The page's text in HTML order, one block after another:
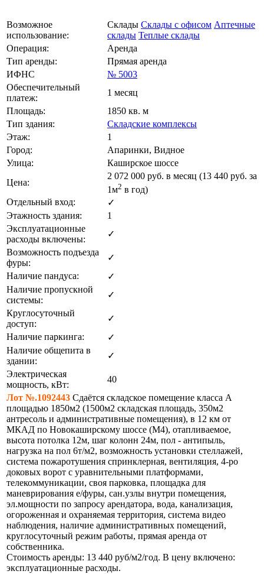
Возможное
использование:
Склады Склады с офисом Аптечные
склады Теплые склады
Операция:
Аренда
Тип аренды:
Прямая аренда
ИФНС
№ 5003
Обеспечительный
платеж:
1 месяц
Площадь:
1850 кв. м
Тип здания:
Складские комплексы
Этаж:
1
Город:
Апаринки, Видное
Улица:
Каширское шоссе
Цена:
2 072 000 руб. в месяц (13 440 руб. за
1м2 в год)
Отдельный вход:
✓
Этажность здания:
1
Эксплуатационные
расходы включены:
✓
Возможность подъезда
фуры:
✓
Наличие пандуса:
✓
Наличие пропускной
системы:
✓
Круглосуточный
доступ:
✓
Наличие паркинга:
✓
Наличие общепита в
здании:
✓
Электрическая
мощность, кВт:
40
Лот №.1092443 Сдаётся складское помещение класса А
площадью 1850м2 (1500м2 складская площадь, 350м2
антресоль и административные помещения), в 12 км от
МКАД по Новокаширскому шоссе (М4), отапливаемое,
высота потолка 12м, шаг колонн 24м, пол - антипыль,
нагрузка на пол 6т/м2, возможность установки стеллажей,
система пожаротушения спринклерная, вентиляция, 4-ро
доковых ворот с уравнительными платформами,
телекоммуникации, своя парковка, площадка для
маневрирования е/фуры, сан.узлы внутри помещения,
эл.мощности по запросу арендатора, вода, канализация,
огороженная и охраняемая территория, система видео
наблюдения, наличие административных помещений,
круглосуточный режим работы, прямая аренда от
собственника.
Стоимость аренды: 13 440 руб/м2/год. В цену включено:
эксплуатационные расходы.